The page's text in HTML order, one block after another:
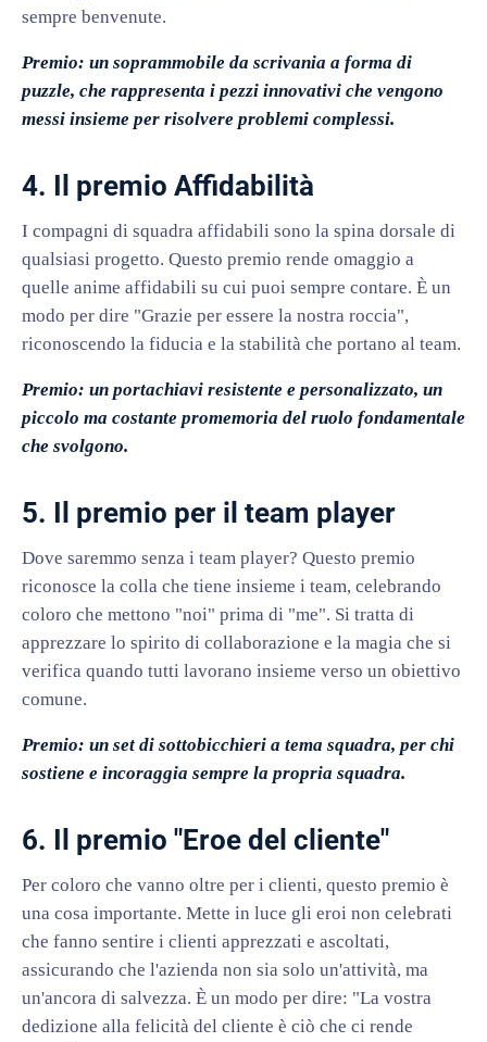
sempre benvenute.
Premio: un soprammobile da scrivania a forma di
puzzle, che rappresenta i pezzi innovativi che vengono
messi insieme per risolvere problemi complessi.
4. Il premio Affidabilità
I compagni di squadra affidabili sono la spina dorsale di
qualsiasi progetto. Questo premio rende omaggio a
quelle anime affidabili su cui puoi sempre contare. È un
modo per dire "Grazie per essere la nostra roccia",
riconoscendo la fiducia e la stabilità che portano al team.
Premio: un portachiavi resistente e personalizzato, un
piccolo ma costante promemoria del ruolo fondamentale
che svolgono.
5. Il premio per il team player
Dove saremmo senza i team player? Questo premio
riconosce la colla che tiene insieme i team, celebrando
coloro che mettono "noi" prima di "me". Si tratta di
apprezzare lo spirito di collaborazione e la magia che si
verifica quando tutti lavorano insieme verso un obiettivo
comune.
Premio: un set di sottobicchieri a tema squadra, per chi
sostiene e incoraggia sempre la propria squadra.
6. Il premio "Eroe del cliente"
Per coloro che vanno oltre per i clienti, questo premio è
una cosa importante. Mette in luce gli eroi non celebrati
che fanno sentire i clienti apprezzati e ascoltati,
assicurando che l'azienda non sia solo un'attività, ma
un'ancora di salvezza. È un modo per dire: "La vostra
dedizione alla felicità del cliente è ciò che ci rende